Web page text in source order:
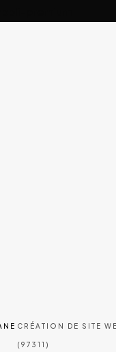
CRÉATION DE SITE
(97311)